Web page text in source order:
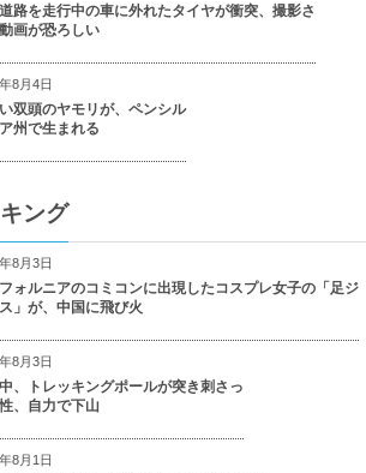
路を走行中の車に外れたタイヤが衝突、撮影さ
画が恐ろしい
8月4日
双頭のヤモリが、ペンシル
州で生まれる
ング
8月3日
ォルニアのコミコンに出現したコスプレ女子の「足ジ
」が、中国に飛び火
8月3日
、トレッキングポールが突き刺さっ
、自力で下山
8月1日